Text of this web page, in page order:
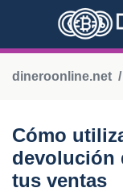
dineroonline.net
Cómo
devolución
tus ventas